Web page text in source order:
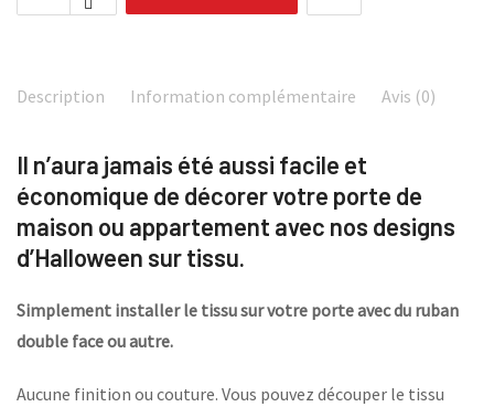
Description Information complémentaire Avis (0)
Il n’aura jamais été aussi facile et
économique de décorer votre porte de
maison ou appartement avec nos designs
d’Halloween sur tissu.
Simplement installer le tissu sur votre porte avec du ruban
double face ou autre.
Aucune finition ou couture. Vous pouvez découper le tissu